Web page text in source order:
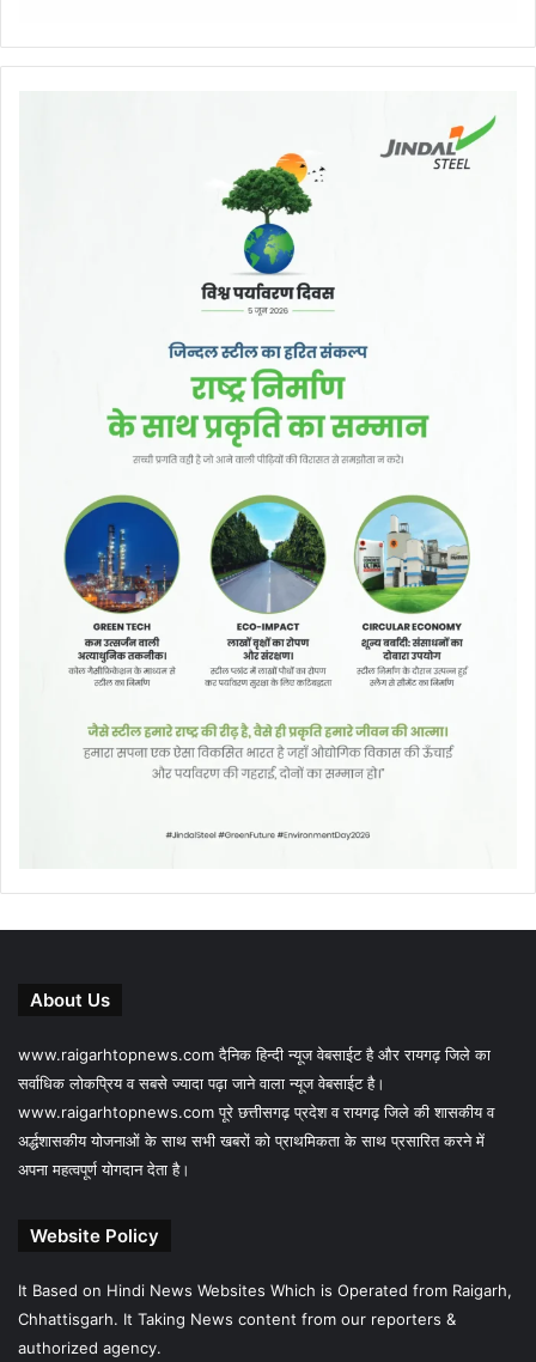
About Us
www.raigarhtopnews.com दैनिक हिन्दी न्यूज वेबसाईट है और रायगढ़ जिले का
सर्वाधिक लोकप्रिय व सबसे ज्यादा पढ़ा जाने वाला न्यूज वेबसाईट है।
www.raigarhtopnews.com पूरे छत्तीसगढ़ प्रदेश व रायगढ़ जिले की शासकीय व
अर्द्धशासकीय योजनाओं के साथ सभी खबरों को प्राथमिकता के साथ प्रसारित करने में
अपना महत्वपूर्ण योगदान देता है।
Website Policy
It Based on Hindi News Websites Which is Operated from Raigarh,
Chhattisgarh. It Taking News content from our reporters &
authorized agency.